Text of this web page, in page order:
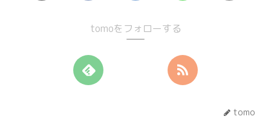
tomoをフォローする
tomo